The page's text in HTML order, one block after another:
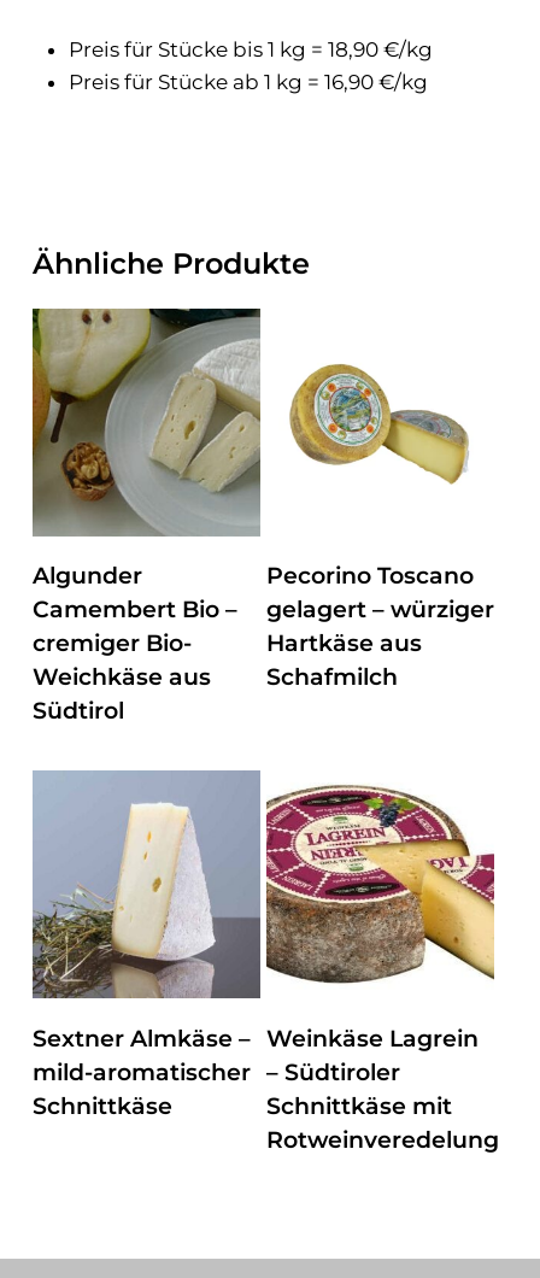
Preis für Stücke bis 1 kg = 18,90 €/kg
Preis für Stücke ab 1 kg = 16,90 €/kg
Ähnliche Produkte
ZUM PRODUKT
Algunder
Camembert Bio –
cremiger Bio-
Weichkäse aus
Südtirol
ZUM PRODUKT
Pecorino Toscano
gelagert – würziger
Hartkäse aus
Schafmilch
Sextner Almkäse –
mild-aromatischer
Schnittkäse
Weinkäse Lagrein
– Südtiroler
Schnittkäse mit
Rotweinveredelung